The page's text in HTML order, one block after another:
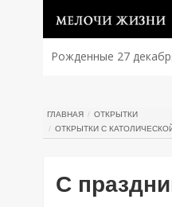
Рожденные 27
ГЛАВНАЯ
ОТКРЫТКИ
ОТКРЫТКИ С
С